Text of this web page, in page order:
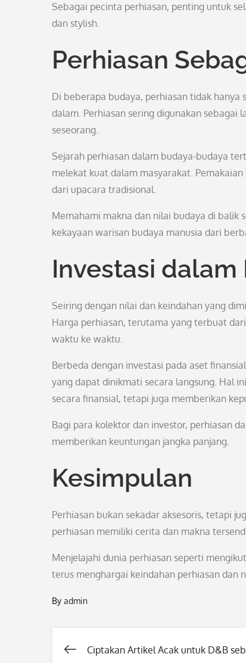
Sebagai pecinta perhiasan, penting untuk
dan stylish.
Perhiasan
Di beberapa budaya, perhiasan tidak
dalam. Perhiasan sering digunakan sebagai
seseorang.
Sejarah perhiasan dalam budaya-budaya
melekat kuat dalam masyarakat.
dari upacara tradisional.
Memahami makna dan nilai budaya di
kekayaan warisan budaya manusia dari
Investasi dalam
Seiring dengan nilai dan keindahan yang
Harga perhiasan, terutama yang terbuat
waktu ke waktu.
Berbeda dengan investasi pada aset
yang dapat dinikmati secara langsung. Hal
secara finansial, tetapi juga memberikan
Bagi para kolektor dan investor, perhiasan
memberikan keuntungan jangka panjang.
Kesimpulan
Perhiasan bukan sekadar aksesoris, tetapi
perhiasan memiliki cerita dan makna
Menjelajahi dunia perhiasan seperti
terus menghargai keindahan perhiasan dan
By admin
Ciptakan Artikel Acak untuk D&B